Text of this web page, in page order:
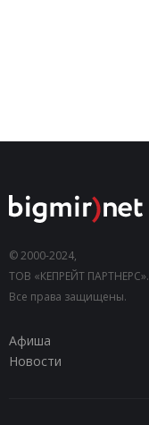
© 2000-2024,
ТОВ «КЕПРЕЙТ ПАРТНЕРС».
Все права защищены.
Афиша
Новости